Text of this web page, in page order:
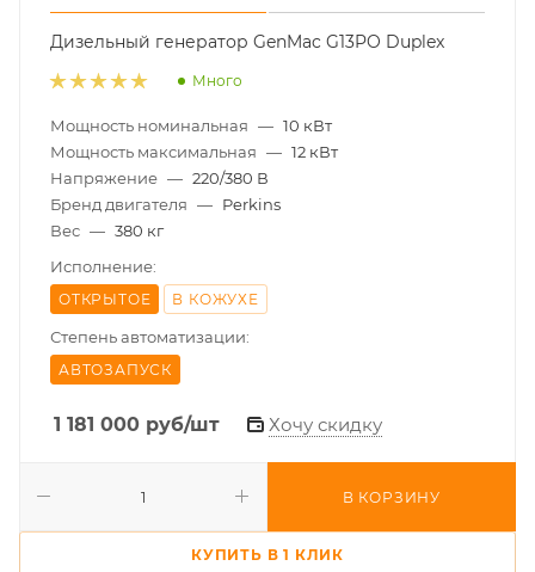
Дизельный генератор GenMac G13PO Duplex
Много
Мощность номинальная — 10 кВт
Мощность максимальная — 12 кВт
Напряжение — 220/380 В
Бренд двигателя — Perkins
Вес — 380 кг
Исполнение:
ОТКРЫТОЕ В КОЖУХЕ
Степень автоматизации:
АВТОЗАПУСК
1 181 000 руб/шт Хочу скидку
В КОРЗИНУ
КУПИТЬ В 1 КЛИК